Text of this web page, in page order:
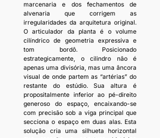
marcenaria e dos fechamentos de
alvenaria que corrigem as
irregularidades da arquitetura original.
O articulador da planta é o volume
cilíndrico de geometria expressiva e
tom bordô. Posicionado
estrategicamente, o cilindro não é
apenas uma divisória, mas uma âncora
visual de onde partem as “artérias” do
restante do estúdio. Sua altura é
propositalmente inferior ao pé-direito
generoso do espaço, encaixando-se
com precisão sob a viga principal que
secciona o espaço em duas alas. Esta
solução cria uma silhueta horizontal